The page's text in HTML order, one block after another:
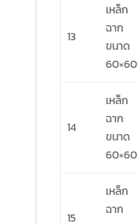
13
เหล็ก
ฉาก
ขนาด
60×60
14
เหล็ก
ฉาก
ขนาด
60×60
15
เหล็ก
ฉาก